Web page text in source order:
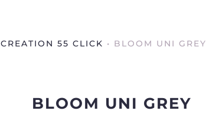
CREATION 55 CLICK • BLOOM UNI GREY
BLOOM UNI GREY